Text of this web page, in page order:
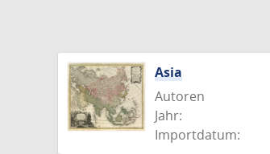
Asia
Autoren
Jahr:
Importdatum: